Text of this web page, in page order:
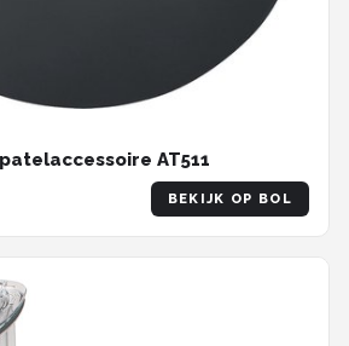
AT511
BEKIJK OP BOL